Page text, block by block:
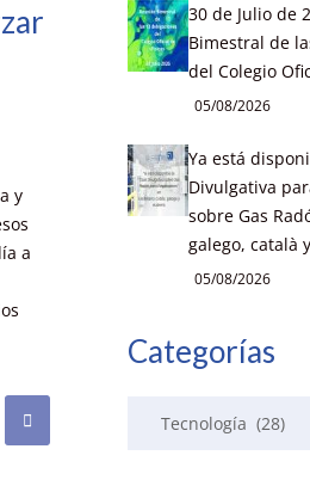
y
a
30 de Julio de
Bimestral de
del Colegio
05/08/2026
Ya está
Divulgativa
sobre Gas
galego, català
05/08/2026
Categorías